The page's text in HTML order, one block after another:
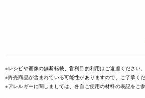
※レシピや画像の無断転載、営利目的利用はご遠慮ください。
※終売商品が含まれている可能性がありますので、ご了承くだ
※アレルギーに関しましては、各自ご使用の材料の表記をご参